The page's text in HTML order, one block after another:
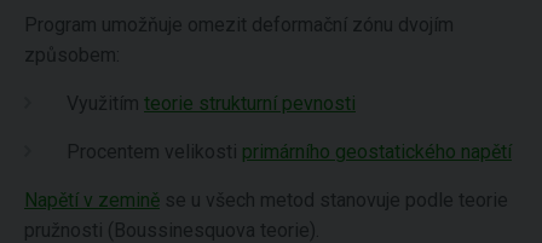
Program umožňuje omezit deformační zónu dvojím
způsobem:
Využitím teorie strukturní pevnosti
Procentem velikosti primárního geostatického napětí
Napětí v zemině se u všech metod stanovuje podle teorie
pružnosti (Boussinesquova teorie).